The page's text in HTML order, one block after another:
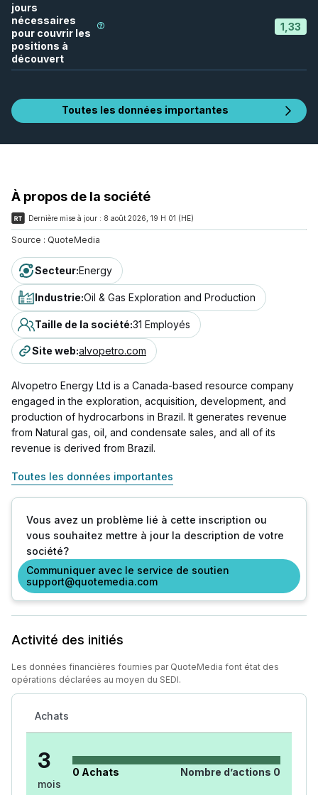
jours
nécessaires
pour couvrir les
positions à
découvert
1,33
Toutes les données importantes
À propos de la société
Dernière mise à jour : 8 août 2026, 19 H 01 (HE)
Source : QuoteMedia
Secteur:Energy
Industrie:Oil & Gas Exploration and Production
Taille de la société:31 Employés
Site web:alvopetro.com
Alvopetro Energy Ltd is a Canada-based resource company
engaged in the exploration, acquisition, development, and
production of hydrocarbons in Brazil. It generates revenue
from Natural gas, oil, and condensate sales, and all of its
revenue is derived from Brazil.
Toutes les données importantes
Vous avez un problème lié à cette inscription ou
vous souhaitez mettre à jour la description de votre
société?
Communiquer avec le service de soutien
support@quotemedia.com
Activité des initiés
Les données financières fournies par QuoteMedia font état des
opérations déclarées au moyen du SEDI.
Achats
3
mois
0 Achats Nombre d’actions 0